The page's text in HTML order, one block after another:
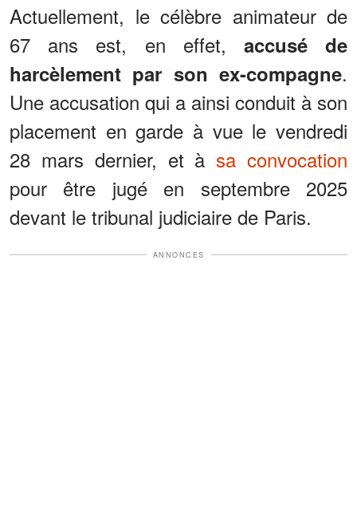
Actuellement, le célèbre animateur de
67 ans est, en effet, accusé de
harcèlement par son ex-compagne.
Une accusation qui a ainsi conduit à son
placement en garde à vue le vendredi
28 mars dernier, et à sa convocation
pour être jugé en septembre 2025
devant le tribunal judiciaire de Paris.
ANNONCES